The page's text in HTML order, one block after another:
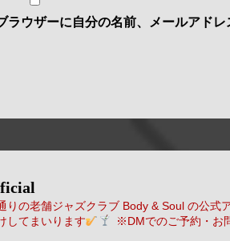
ウザーに自分の名前、メールアドレ
りの老舗ジャズクラブ Body & Soul の公式
してまいります
※DMでのご予約・お